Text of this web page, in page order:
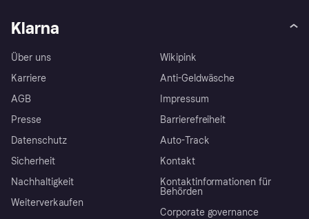
Klarna
Über uns
Karriere
AGB
Presse
Datenschutz
Sicherheit
Nachhaltigkeit
Weiterverkaufen
Wikipink
Anti-Geldwäsche
Impressum
Barrierefreiheit
Auto-Track
Kontakt
Kontaktinformationen für
Behörden
Corporate governance